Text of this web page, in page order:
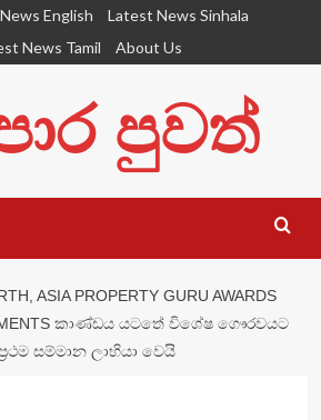
English
Latest News Sinhala
News Tamil
About Us
පුවත්
ASIA PROPERTY GURU AWARDS
කාණ්ඩය යටතේ විශේෂ ගෞරවයට
සම්මාන ලාභියා වෙයි